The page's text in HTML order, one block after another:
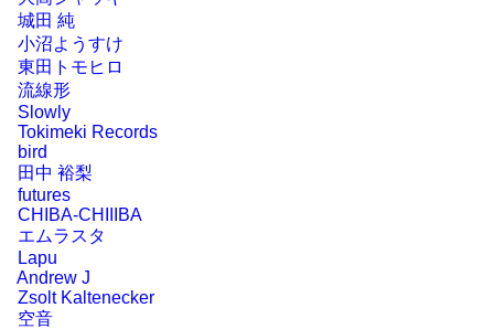
城田 純
小沼ようすけ
東田トモヒロ
流線形
Slowly
Tokimeki Records
bird
田中 裕梨
futures
CHIBA-CHIIIBA
エムラスタ
Lapu
Andrew J
Zsolt Kaltenecker
空音